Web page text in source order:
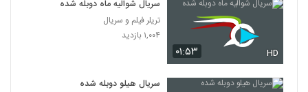
۰۱:۵۳ HD
سریال شوالیه ماه دوبله شده
تریلر فیلم و سریال
۱,۰۰۴ بازدید
سریال هیلو دوبله شده